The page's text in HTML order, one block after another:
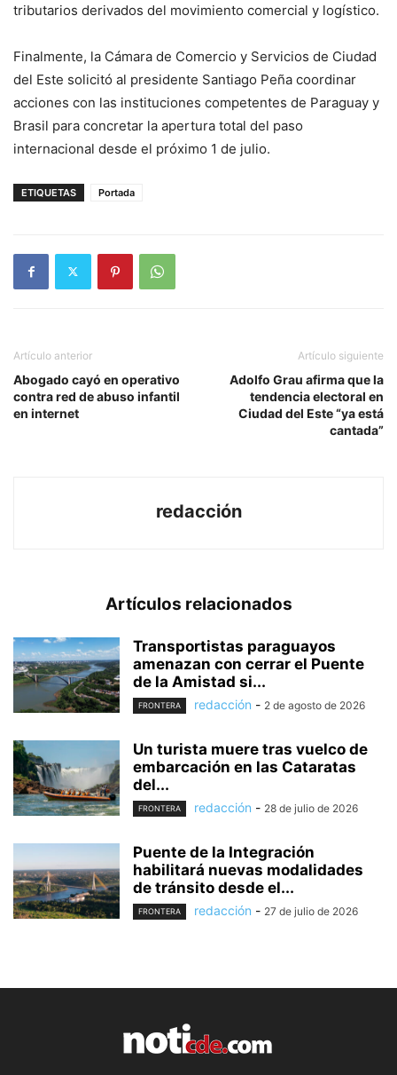
tributarios derivados del movimiento comercial y logístico.
Finalmente, la Cámara de Comercio y Servicios de Ciudad
del Este solicitó al presidente Santiago Peña coordinar
acciones con las instituciones competentes de Paraguay y
Brasil para concretar la apertura total del paso
internacional desde el próximo 1 de julio.
ETIQUETAS Portada
Artículo anterior
Abogado cayó en operativo
contra red de abuso infantil
en internet
Artículo siguiente
Adolfo Grau afirma que la
tendencia electoral en
Ciudad del Este “ya está
cantada”
redacción
Artículos relacionados
Transportistas paraguayos
amenazan con cerrar el Puente
de la Amistad si...
FRONTERA redacción - 2 de agosto de 2026
Un turista muere tras vuelco de
embarcación en las Cataratas
del...
FRONTERA redacción - 28 de julio de 2026
Puente de la Integración
habilitará nuevas modalidades
de tránsito desde el...
FRONTERA redacción - 27 de julio de 2026